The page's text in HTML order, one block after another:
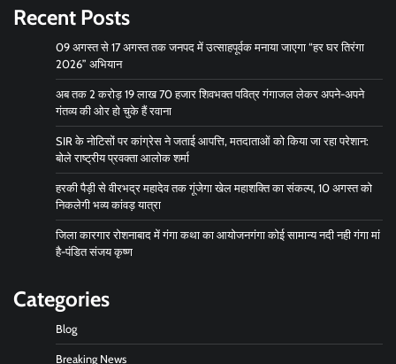
Recent Posts
09 अगस्त से 17 अगस्त तक जनपद में उत्साहपूर्वक मनाया जाएगा “हर घर तिरंगा
2026” अभियान
अब तक 2 करोड़ 19 लाख 70 हजार शिवभक्त पवित्र गंगाजल लेकर अपने-अपने
गंतव्य की ओर हो चुके हैं रवाना
SIR के नोटिसों पर कांग्रेस ने जताई आपत्ति, मतदाताओं को किया जा रहा परेशान:
बोले राष्ट्रीय प्रवक्ता आलोक शर्मा
हरकी पैड़ी से वीरभद्र महादेव तक गूंजेगा खेल महाशक्ति का संकल्प, 10 अगस्त को
निकलेगी भव्य कांवड़ यात्रा
जिला कारगार रोशनाबाद में गंगा कथा का आयोजनगंगा कोई सामान्य नदी नही गंगा मां
है-पंडित संजय कृष्ण
Categories
Blog
Breaking News